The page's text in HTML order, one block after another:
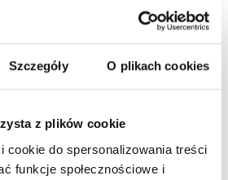
Szczegóły O plikach cookies
z plików cookie
cookie do spersonalizowania treści
funkcje społecznościowe i
Apteczka
18,38zł netto
5-